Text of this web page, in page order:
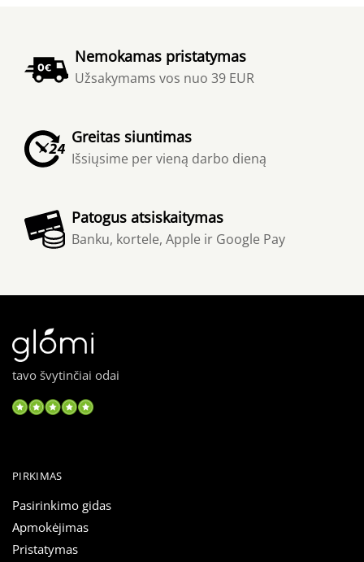
Nemokamas pristatymas
Užsakymams vos nuo 39 EUR
Greitas siuntimas
Išsiųsime per vieną darbo dieną
Patogus atsiskaitymas
Banku, kortele, Apple ir Google Pay
tavo švytinčiai odai
PIRKIMAS
Pasirinkimo gidas
Apmokėjimas
Pristatymas